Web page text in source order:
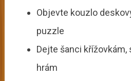
Objevte kouzlo
puzzle
Dejte šanci
hrám